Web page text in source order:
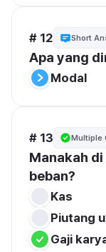
# 12 Short
Apa yang
Modal
# 13 Multiple
Manakah
beban?
Kas
Piutang
Gaji